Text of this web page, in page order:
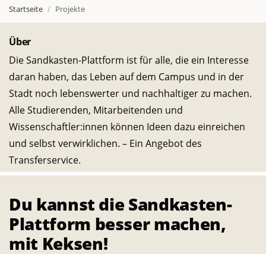
Startseite Projekte
Über
Die Sandkasten-Plattform ist für alle, die ein Interesse
daran haben, das Leben auf dem Campus und in der
Stadt noch lebenswerter und nachhaltiger zu machen.
Alle Studierenden, Mitarbeitenden und
Wissenschaftler:innen können Ideen dazu einreichen
und selbst verwirklichen. – Ein Angebot des
Transferservice.
Bleib in Kontakt
E-
Mail-
Telefon-
Link
Instagram-
Link
Threads-Messenger-
Apps-
YouTube-Facebook-
Statistik
Du kannst die Sandkasten-
Plattform besser machen,
mit Keksen!